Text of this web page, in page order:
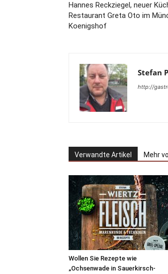
Hannes Reckziegel, neuer
Restaurant Greta Oto im
Koenigshof
Stefan
http://
Verwandte Artikel Mehr
Wollen Sie Rezepte wie
„Ochsenwade in Sauerkirsch-